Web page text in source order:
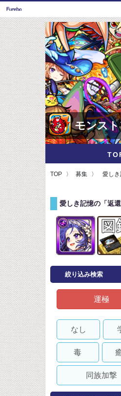
モンス
TOP 募集 愛し
愛しき記憶の「返
絞り込み検索
運極
なし
毒
同族加撃